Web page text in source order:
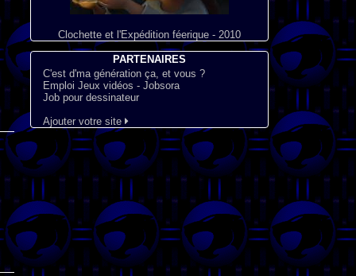
Clochette et l'Expédition féerique - 2010
PARTENAIRES
C'est d'ma génération ça, et vous ?
Emploi Jeux vidéos - Jobsora
Job pour dessinateur
Ajouter votre site